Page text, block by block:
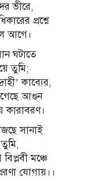
ভীরে,
প্রশ্নে
আগে।
ঘটাতে
তুমি;
কাব্যের,
আগুন
সানাই
তুমি,
মঞ্চে
যোগায়।।